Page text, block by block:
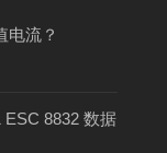
电流？
ESC 8832 数据